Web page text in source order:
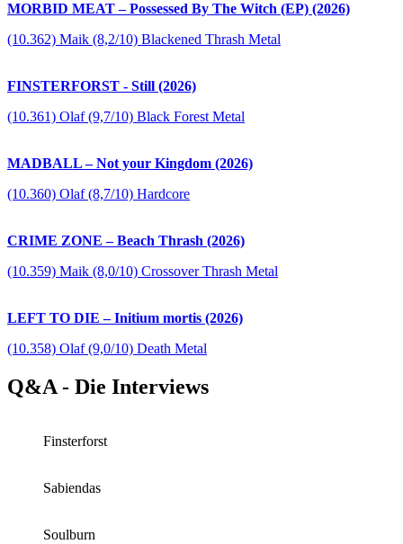
MORBID MEAT – Possessed By The Witch (EP) (2026)
(10.362) Maik (8,2/10) Blackened Thrash Metal
FINSTERFORST - Still (2026)
(10.361) Olaf (9,7/10) Black Forest Metal
MADBALL – Not your Kingdom (2026)
(10.360) Olaf (8,7/10) Hardcore
CRIME ZONE – Beach Thrash (2026)
(10.359) Maik (8,0/10) Crossover Thrash Metal
LEFT TO DIE – Initium mortis (2026)
(10.358) Olaf (9,0/10) Death Metal
Q&A - Die Interviews
Finsterforst
Sabiendas
Soulburn